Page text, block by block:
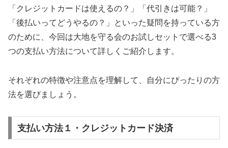
「クレジットカードは使えるの？」「代引きは可能？」
「後払いってどうやるの？」といった疑問を持っている方
のために、今回は大地を守る会のお試しセットで選べる3
つの支払い方法について詳しくご紹介します。
それぞれの特徴や注意点を理解して、自分にぴったりの方
法を選びましょう。
支払い方法１・クレジットカード決済